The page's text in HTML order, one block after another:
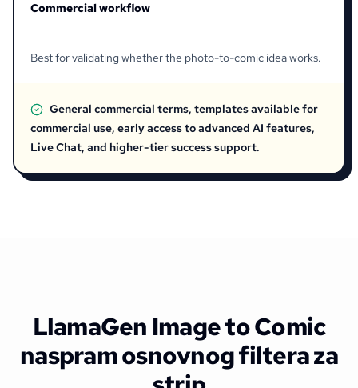
Commercial workflow
Best for validating whether the photo-to-comic idea works.
General commercial terms, templates available for
commercial use, early access to advanced AI features,
Live Chat, and higher-tier success support.
LlamaGen Image to Comic
naspram osnovnog filtera za